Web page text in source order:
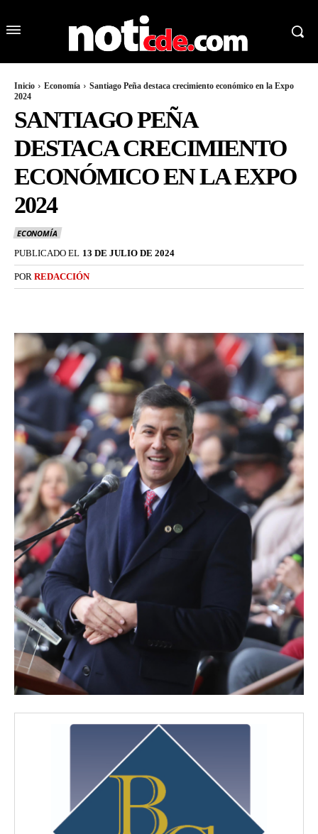
Inicio Economía
Santiago Peña destaca crecimiento económico en la Expo
2024
SANTIAGO PEÑA
DESTACA CRECIMIENTO
ECONÓMICO EN LA EXPO
2024
ECONOMÍA
PUBLICADO EL 13 DE JULIO DE 2024
POR REDACCIÓN